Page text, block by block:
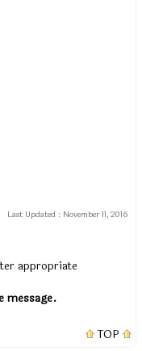
Last Updated : November 11, 2016
appropriate
message.
TOP